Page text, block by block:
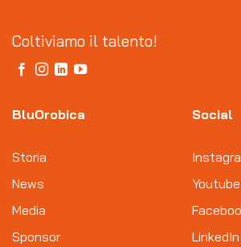
Coltiviamo il talento!
BluOrobica
Storia
News
Media
Sponsor
Social
Youtube
LinkedIn